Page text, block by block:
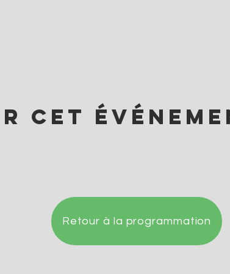
cet
Retour à la programmation